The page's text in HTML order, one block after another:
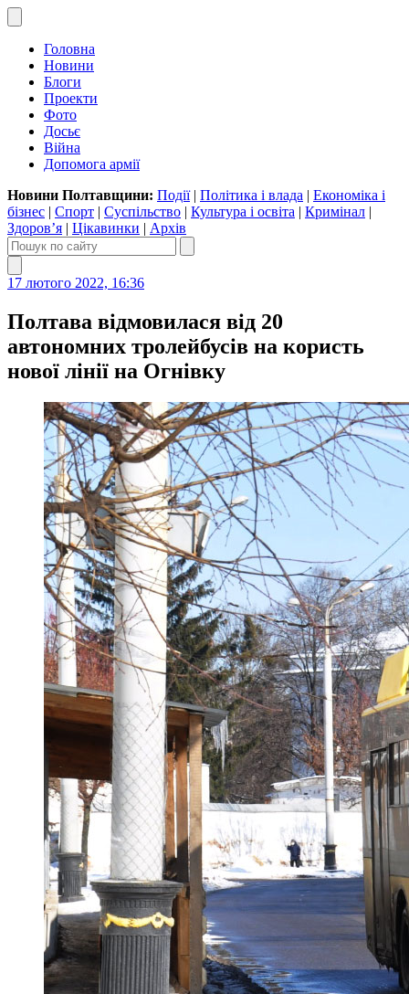
Головна
Новини
Блоги
Проекти
Фото
Досьє
Війна
Допомога армії
Новини Полтавщини: Події| Політика і влада | Економіка і
бізнес | Спорт | Суспільство | Культура і освіта | Кримінал |
Здоров’я | Цікавинки | Архів
17 лютого 2022, 16:36
Полтава відмовилася від 20
автономних тролейбусів на користь
нової лінії на Огнівку